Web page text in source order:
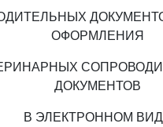
ОФОРМЛЕНИЯ
ДОКУМЕНТОВ
В ЭЛЕКТРОННОМ